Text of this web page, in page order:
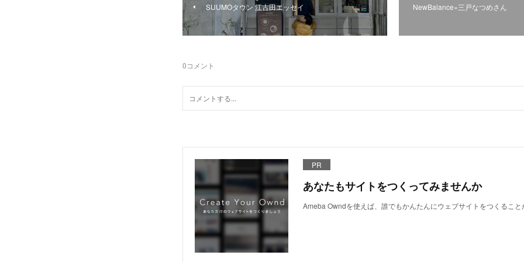
SUUMOタウン 江古田エッセイ NewBalance×三戸なつめさん
0コメント
PR
あなたもサイトをつくってみませんか
Ameba Owndを使えば、誰でもかんたんにウェブサイトをつくること